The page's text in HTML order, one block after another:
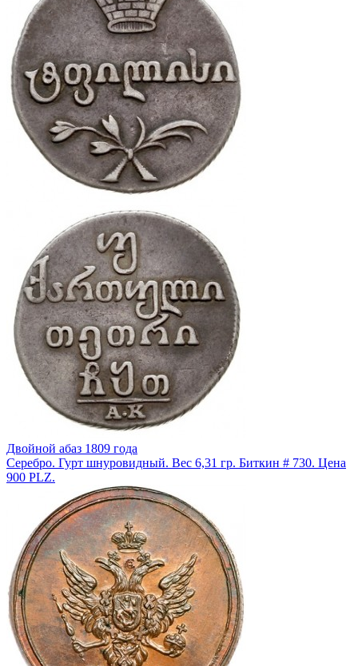
Двойной абаз 1809 года
Серебро. Гурт шнуровидный. Вес 6,31 гр. Биткин # 730. Цена
900 PLZ.